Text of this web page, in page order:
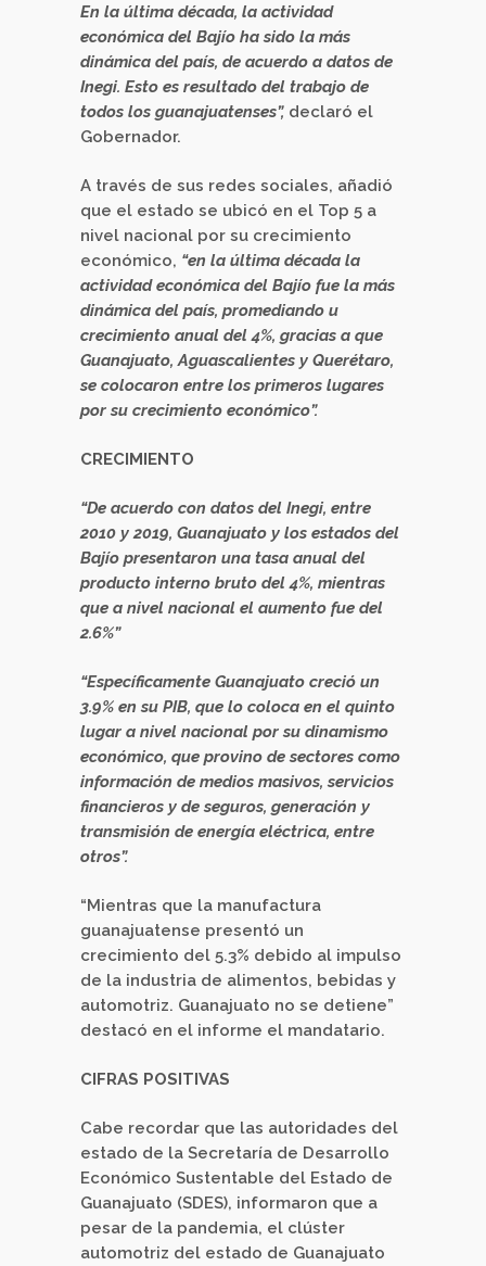
En la última década, la actividad
económica del Bajío ha sido la más
dinámica del país, de acuerdo a datos de
Inegi. Esto es resultado del trabajo de
todos los guanajuatenses”, declaró el
Gobernador.
A través de sus redes sociales, añadió
que el estado se ubicó en el Top 5 a
nivel nacional por su crecimiento
económico, “en la última década la
actividad económica del Bajío fue la más
dinámica del país, promediando u
crecimiento anual del 4%, gracias a que
Guanajuato, Aguascalientes y Querétaro,
se colocaron entre los primeros lugares
por su crecimiento económico”.
CRECIMIENTO
“De acuerdo con datos del Inegi, entre
2010 y 2019, Guanajuato y los estados del
Bajío presentaron una tasa anual del
producto interno bruto del 4%, mientras
que a nivel nacional el aumento fue del
2.6%”
“Específicamente Guanajuato creció un
3.9% en su PIB, que lo coloca en el quinto
lugar a nivel nacional por su dinamismo
económico, que provino de sectores como
información de medios masivos, servicios
financieros y de seguros, generación y
transmisión de energía eléctrica, entre
otros”.
“Mientras que la manufactura
guanajuatense presentó un
crecimiento del 5.3% debido al impulso
de la industria de alimentos, bebidas y
automotriz. Guanajuato no se detiene”
destacó en el informe el mandatario.
CIFRAS POSITIVAS
Cabe recordar que las autoridades del
estado de la Secretaría de Desarrollo
Económico Sustentable del Estado de
Guanajuato (SDES), informaron que a
pesar de la pandemia, el clúster
automotriz del estado de Guanajuato